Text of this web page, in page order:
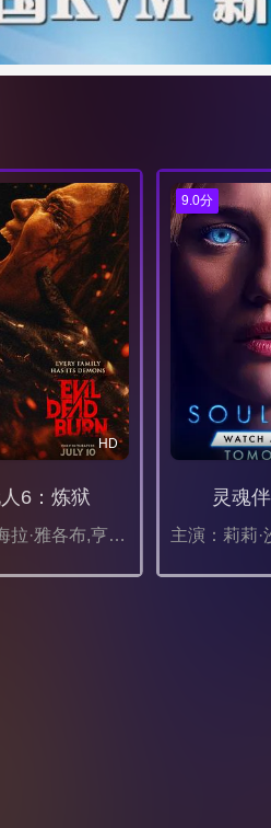
HD
6：炼狱
主演：索海拉·雅各布,亨特·杜汉,卢西安·布坎南,坦蒂·莱特,乔治·普拉尔,埃罗尔·尚德,维克托里·恩杜克韦,莫德·戴维,基努·卡里姆,塔皮瓦·索罗帕,格雷塔·范登布林克
9.0分
灵魂